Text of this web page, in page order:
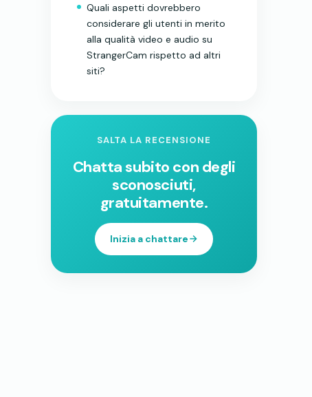
Quali aspetti dovrebbero
considerare gli utenti in merito
alla qualità video e audio su
StrangerCam rispetto ad altri
siti?
SALTA LA RECENSIONE
Chatta subito con degli
sconosciuti,
gratuitamente.
Inizia a chattare